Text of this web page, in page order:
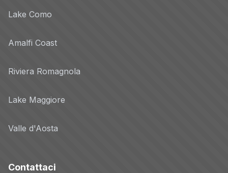
Lake Como
Amalfi Coast
Riviera Romagnola
Lake Maggiore
Valle d'Aosta
Contattaci